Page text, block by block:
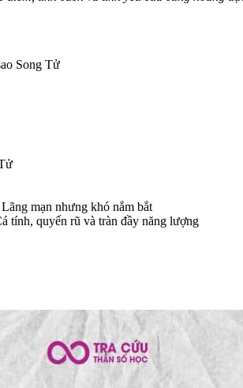
Song Tử
mạn nhưng khó nắm bắt
tính, quyến rũ và tràn đầy năng lượng